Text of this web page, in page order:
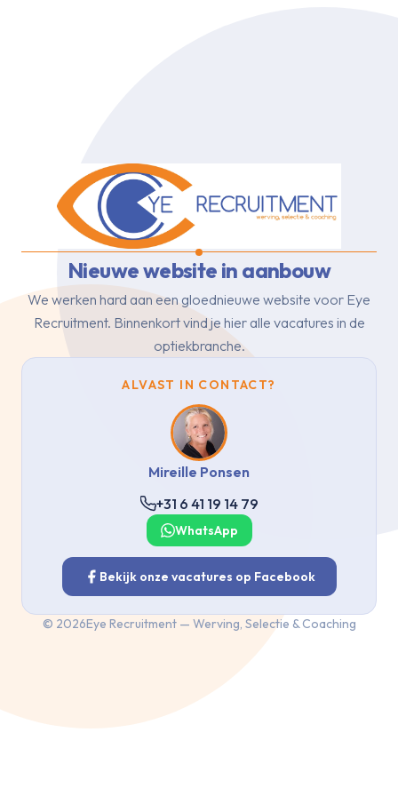
Nieuwe website in aanbouw
We werken hard aan een gloednieuwe website voor Eye
Recruitment. Binnenkort vind je hier alle vacatures in de
optiekbranche.
ALVAST IN CONTACT?
Mireille Ponsen
+31 6 41 19 14 79
WhatsApp
Bekijk onze vacatures op Facebook
© 2026Eye Recruitment — Werving, Selectie & Coaching